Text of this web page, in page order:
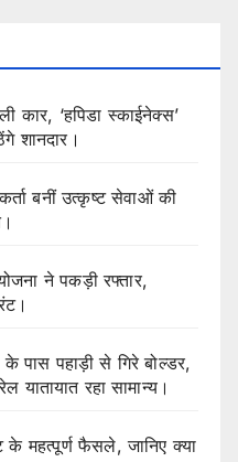
कार, ‘हपिडा स्काईनेक्स’
शानदार।
बनीं उत्कृष्ट सेवाओं की
ने पकड़ी रफ्तार,
पास पहाड़ी से गिरे बोल्डर,
यातायात रहा सामान्य।
महत्पूर्ण फैसले, जानिए क्या